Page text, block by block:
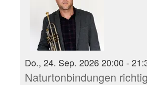
Do., 24. Sep. 2026 20:00 -
Naturtonbindungen